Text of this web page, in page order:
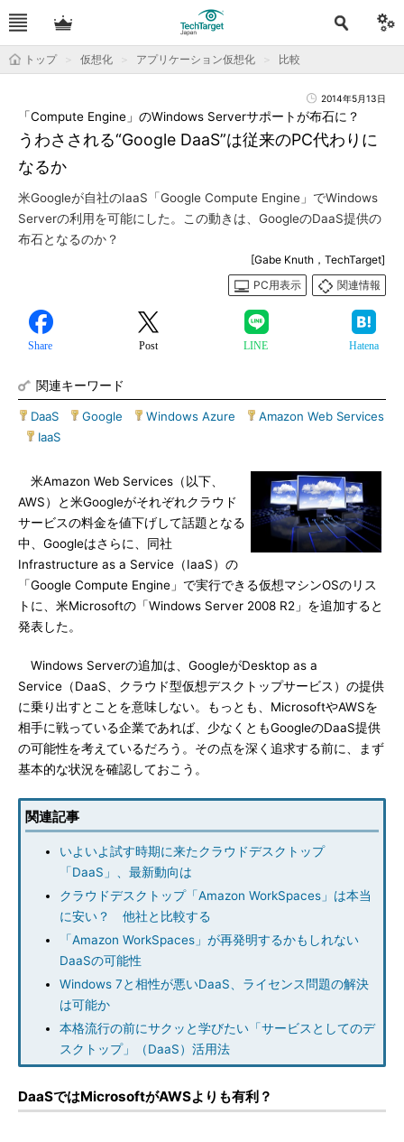
トップ 仮想化 アプリケーション仮想化 比較
2014年5月13日
うわさされる“Google DaaS”は従来のPC代わりに
なるか
「Compute Engine」のWindows Serverサポートが布石に？
米Googleが自社のIaaS「Google Compute Engine」でWindows
Serverの利用を可能にした。この動きは、GoogleのDaaS提供の
布石となるのか？
[Gabe Knuth，TechTarget]
PC用表示
関連情報
Share Post LINE Hatena
関連キーワード
DaaS Google Windows Azure
Amazon Web Services
IaaS
米Amazon Web Services（以下、
AWS）と米Googleがそれぞれクラウド
サービスの料金を値下げして話題となる
中、Googleはさらに、同社
Infrastructure as a Service（IaaS）の
「Google Compute Engine」で実行できる仮想マシンOSのリス
トに、米Microsoftの「Windows Server 2008 R2」を追加すると
発表した。
Windows Serverの追加は、GoogleがDesktop as a
Service（DaaS、クラウド型仮想デスクトップサービス）の提供
に乗り出すとことを意味しない。もっとも、MicrosoftやAWSを
相手に戦っている企業であれば、少なくともGoogleのDaaS提供
の可能性を考えているだろう。その点を深く追求する前に、まず
基本的な状況を確認しておこう。
関連記事
いよいよ試す時期に来たクラウドデスクトップ
「DaaS」、最新動向は
クラウドデスクトップ「Amazon WorkSpaces」は本当
に安い？ 他社と比較する
「Amazon WorkSpaces」が再発明するかもしれない
DaaSの可能性
Windows 7と相性が悪いDaaS、ライセンス問題の解決
は可能か
本格流行の前にサクッと学びたい「サービスとしてのデ
スクトップ」（DaaS）活用法
DaaSではMicrosoftがAWSよりも有利？